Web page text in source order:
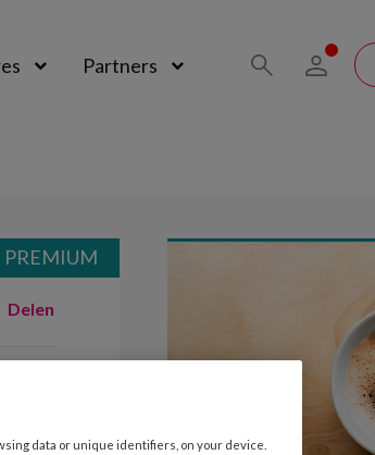
Partners
Delen
PREMIUM
data or unique identifiers, on your device.